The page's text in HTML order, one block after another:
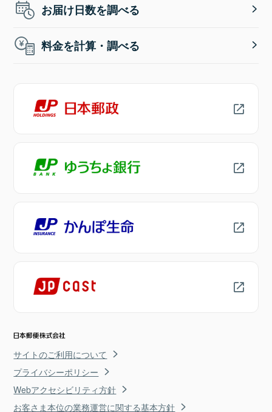
お届け日数を調べる
料金を計算・調べる
サイトのご利用について
プライバシーポリシー
Webアクセシビリティ方針
お客さま本位の業務運営に関する基本方針